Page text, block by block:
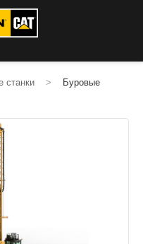
станки >
Буровые